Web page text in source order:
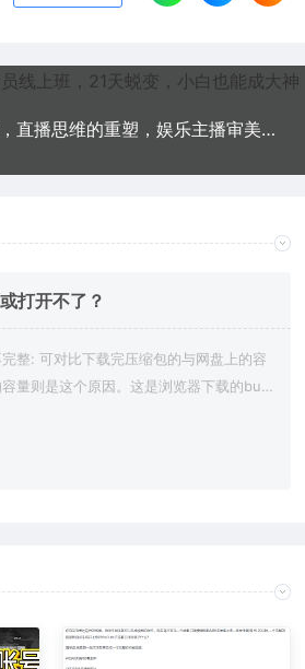
娱乐主播的自我修养，直播思维的重塑，娱乐主播审美能力提升，情商提升
打开不了？
整: 可对比下载完压缩包的与网盘上的容
量则是这个原因。这是浏览器下载的bu